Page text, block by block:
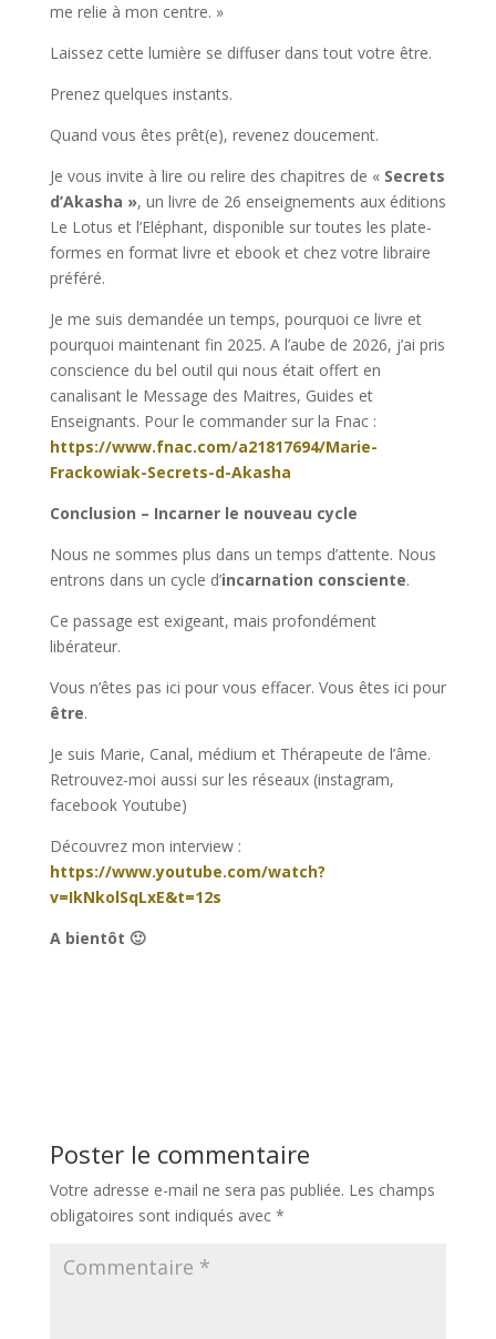
me relie à mon centre. »
Laissez cette lumière se diffuser dans tout votre être.
Prenez quelques instants.
Quand vous êtes prêt(e), revenez doucement.
Je vous invite à lire ou relire des chapitres de « Secrets
d’Akasha », un livre de 26 enseignements aux éditions
Le Lotus et l’Eléphant, disponible sur toutes les plate-
formes en format livre et ebook et chez votre libraire
préféré.
Je me suis demandée un temps, pourquoi ce livre et
pourquoi maintenant fin 2025. A l’aube de 2026, j’ai pris
conscience du bel outil qui nous était offert en
canalisant le Message des Maitres, Guides et
Enseignants. Pour le commander sur la Fnac :
https://www.fnac.com/a21817694/Marie-
Frackowiak-Secrets-d-Akasha
Conclusion – Incarner le nouveau cycle
Nous ne sommes plus dans un temps d’attente. Nous
entrons dans un cycle d’incarnation consciente.
Ce passage est exigeant, mais profondément
libérateur.
Vous n’êtes pas ici pour vous effacer. Vous êtes ici pour
être.
Je suis Marie, Canal, médium et Thérapeute de l’âme.
Retrouvez-moi aussi sur les réseaux (instagram,
facebook Youtube)
Découvrez mon interview :
https://www.youtube.com/watch?
v=IkNkolSqLxE&t=12s
A bientôt 🙂
Poster le commentaire
Votre adresse e-mail ne sera pas publiée. Les champs
obligatoires sont indiqués avec *